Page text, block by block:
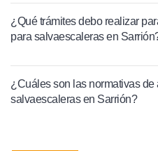
¿Qué trámites debo realizar
para salvaescaleras en
¿Cuáles son las normativas
salvaescaleras en Sarrión?